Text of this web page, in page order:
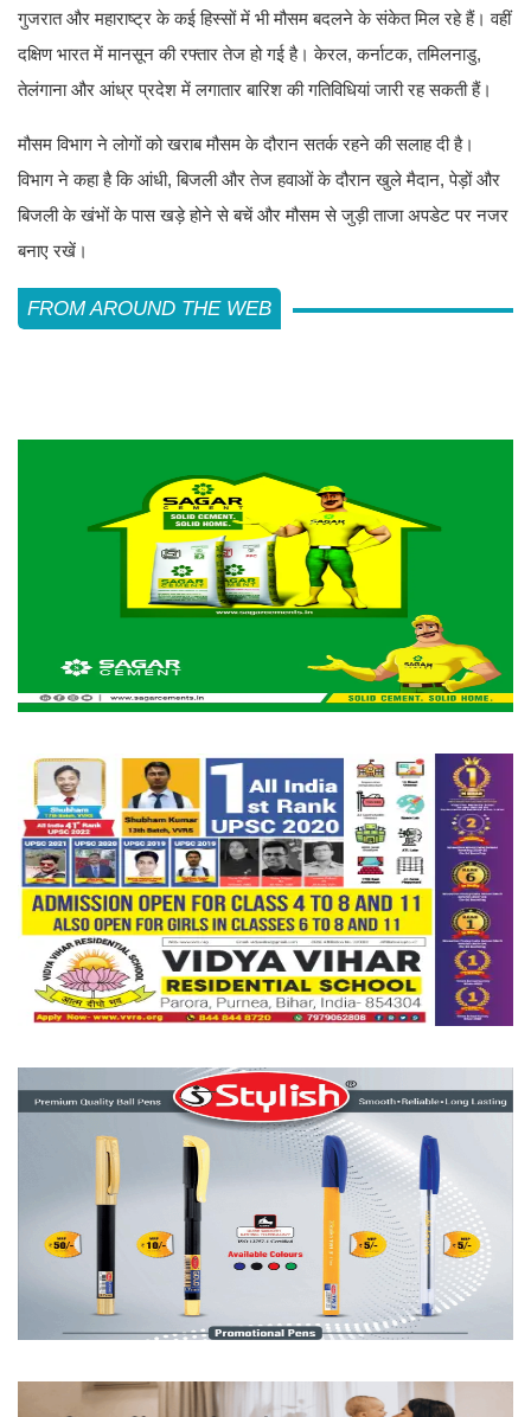
गुजरात और महाराष्ट्र के कई हिस्सों में भी मौसम बदलने के संकेत मिल रहे हैं। वहीं
दक्षिण भारत में मानसून की रफ्तार तेज हो गई है। केरल, कर्नाटक, तमिलनाडु,
तेलंगाना और आंध्र प्रदेश में लगातार बारिश की गतिविधियां जारी रह सकती हैं।
मौसम विभाग ने लोगों को खराब मौसम के दौरान सतर्क रहने की सलाह दी है।
विभाग ने कहा है कि आंधी, बिजली और तेज हवाओं के दौरान खुले मैदान, पेड़ों और
बिजली के खंभों के पास खड़े होने से बचें और मौसम से जुड़ी ताजा अपडेट पर नजर
बनाए रखें।
FROM AROUND THE WEB